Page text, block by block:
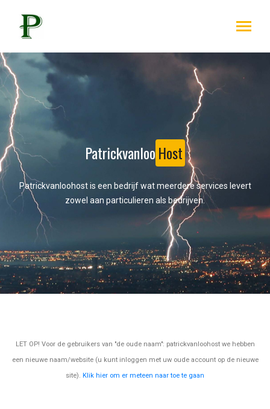
PatrickvanlooHost
Patrickvanloohost is een bedrijf wat meerdere services levert
zowel aan particulieren als bedrijven.
LET OP! Voor de gebruikers van "de oude naam": patrickvanloohost we hebben
een nieuwe naam/website (u kunt inloggen met uw oude account op de nieuwe
site). Klik hier om er meteen naar toe te gaan